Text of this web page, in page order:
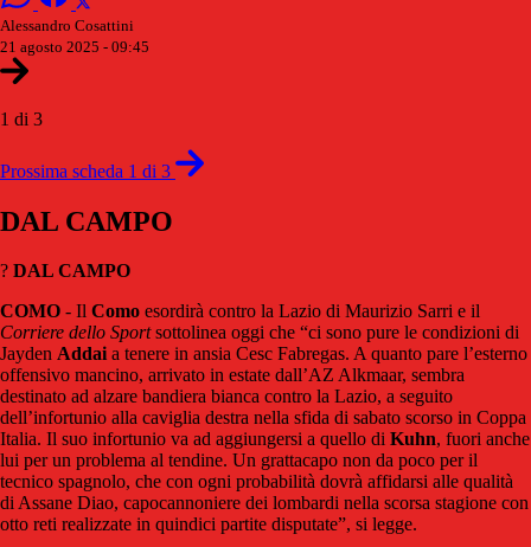
Alessandro Cosattini
21 agosto 2025 - 09:45
1 di 3
Prossima scheda 1 di 3
DAL CAMPO
? DAL CAMPO
COMO - Il Como esordirà contro la Lazio di Maurizio Sarri e il
Corriere dello Sportsottolinea oggi che “ci sono pure le condizioni di
Jayden Addaia tenere in ansia Cesc Fabregas. A quanto pare l’esterno
offensivo mancino, arrivato in estate dall’AZ Alkmaar, sembra
destinato ad alzare bandiera bianca contro la Lazio, a seguito
dell’infortunio alla caviglia destra nella sfida di sabato scorso in Coppa
Italia. Il suo infortunio va ad aggiungersi a quello di Kuhn, fuori anche
lui per un problema al tendine. Un grattacapo non da poco per il
tecnico spagnolo, che con ogni probabilità dovrà affidarsi alle qualità
di Assane Diao, capocannoniere dei lombardi nella scorsa stagione con
otto reti realizzate in quindici partite disputate”, si legge.